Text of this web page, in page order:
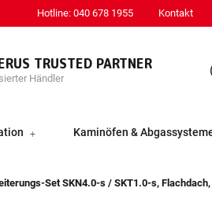
Hotline: 040 678 1955 Kontakt
TRUSTED PARTNER
Händler
Kaminöfen &
Set SKN4.0-s / SKT1.0-s,